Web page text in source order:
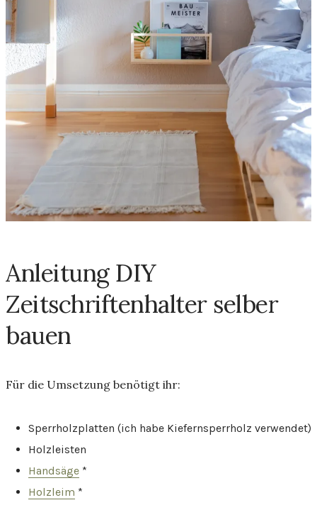
Anleitung DIY
Zeitschriftenhalter selber
bauen
Für die Umsetzung benötigt ihr:
Sperrholzplatten (ich habe Kiefernsperrholz verwendet)
Holzleisten
Handsäge *
Holzleim *